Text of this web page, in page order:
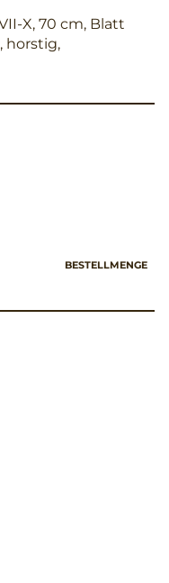
X, 70 cm, Blatt
horstig,
BESTELLMENGE